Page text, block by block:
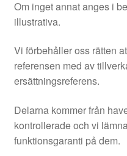
Om inget annat anges i
illustrativa.
Vi förbehåller oss rätten
referensen med av
ersättningsreferens.
Delarna kommer från
kontrollerade och vi
funktionsgaranti på dem.